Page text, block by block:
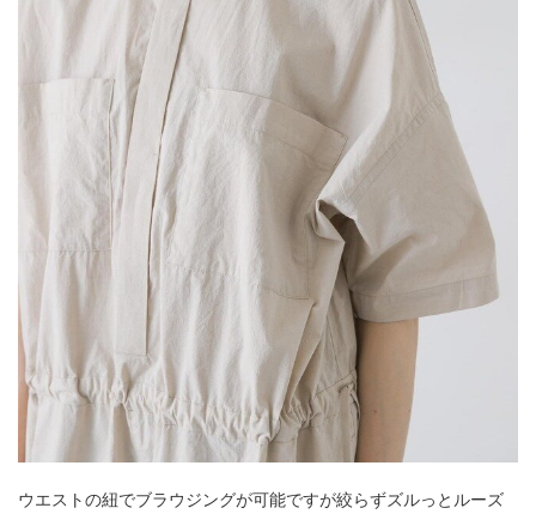
ウエストの紐でブラウジングが可能ですが絞らずズルっとルーズ